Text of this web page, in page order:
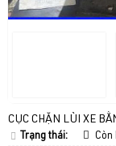
CỤC CHẶN LÙI XE
Trạng thái:
Còn